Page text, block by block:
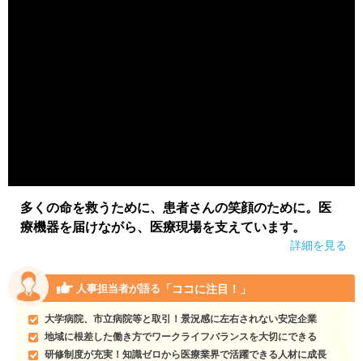
多くの命を救うために、患者さんの笑顔のために。医
療機器を届けながら、医療現場を支えています。
詳細を見る
人事担当者が語る 「ココに注目！」
大学病院、市立病院等と取引！景況感に左右されない安定企業
地域に根差した働き方でワークライフバランスを大切にできる
研修制度が充実！知識ゼロから医療業界で活躍できる人材に成長